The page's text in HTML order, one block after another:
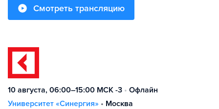
Смотреть трансляцию
10 августа, 06:00–15:00 МСК -3 • Офлайн
Университет «Синергия» • Москва